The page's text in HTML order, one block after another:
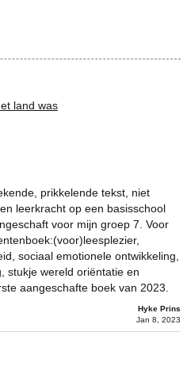
land was
prikkelende tekst, niet
leerkracht op een basisschool
voor mijn groep 7. Voor
sociaal emotionele ontwikkeling,
stukje wereld oriëntatie en
aangeschafte boek van 2023.
Hyke Prins
Jan 8, 2023